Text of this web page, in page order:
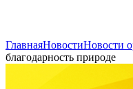
ГлавнаяНовостиНовости
благодарность природе